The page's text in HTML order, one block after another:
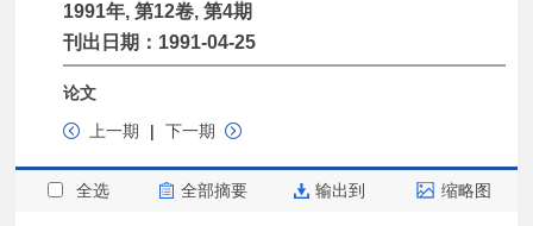
1991年, 第12卷, 第4期
刊出日期：1991-04-25
论文
上一期
| 下一期
全选 全部摘要 输出到 缩略图